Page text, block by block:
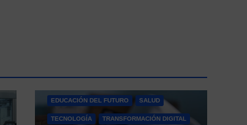
EDUCACIÓN DEL FUTURO SALUD
TECNOLOGÍA TRANSFORMACIÓN DIGITAL